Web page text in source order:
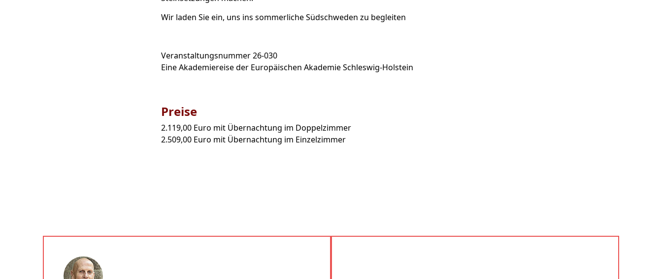
Wir laden Sie ein, uns ins sommerliche Südschweden zu begleiten
Veranstaltungsnummer 26-030
Eine Akademiereise der Europäischen Akademie Schleswig-Holstein
Preise
2.119,00 Euro mit Übernachtung im Doppelzimmer
2.509,00 Euro mit Übernachtung im Einzelzimmer